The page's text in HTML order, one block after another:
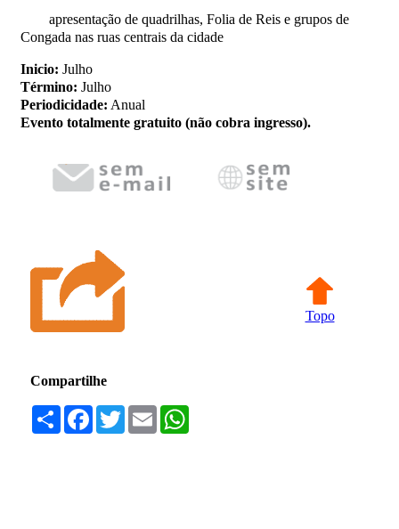
apresentação de quadrilhas, Folia de Reis e grupos de
Congada nas ruas centrais da cidade
Inicio: Julho
Término: Julho
Periodicidade: Anual
Evento totalmente gratuito (não cobra ingresso).
Topo
Compartilhe
Compartilhar
Facebook
TwitterEmail